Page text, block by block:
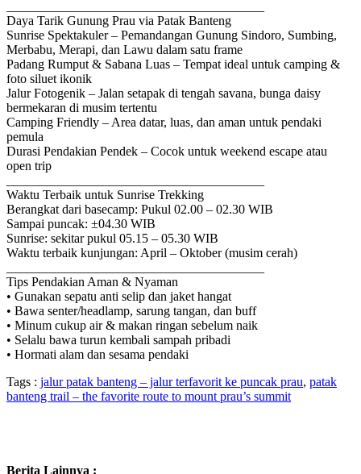
Daya Tarik Gunung Prau via Patak Banteng
Sunrise Spektakuler – Pemandangan Gunung Sindoro, Sumbing,
Merbabu, Merapi, dan Lawu dalam satu frame
Padang Rumput & Sabana Luas – Tempat ideal untuk camping &
foto siluet ikonik
Jalur Fotogenik – Jalan setapak di tengah savana, bunga daisy
bermekaran di musim tertentu
Camping Friendly – Area datar, luas, dan aman untuk pendaki
pemula
Durasi Pendakian Pendek – Cocok untuk weekend escape atau
open trip
Waktu Terbaik untuk Sunrise Trekking
Berangkat dari basecamp: Pukul 02.00 – 02.30 WIB
Sampai puncak: ±04.30 WIB
Sunrise: sekitar pukul 05.15 – 05.30 WIB
Waktu terbaik kunjungan: April – Oktober (musim cerah)
Tips Pendakian Aman & Nyaman
• Gunakan sepatu anti selip dan jaket hangat
• Bawa senter/headlamp, sarung tangan, dan buff
• Minum cukup air & makan ringan sebelum naik
• Selalu bawa turun kembali sampah pribadi
• Hormati alam dan sesama pendaki
Tags : jalur patak banteng – jalur terfavorit ke puncak prau, patak
banteng trail – the favorite route to mount prau’s summit
Berita Lainnya :